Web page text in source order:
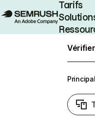
Tarifs
Principal